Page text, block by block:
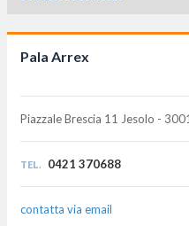
Pala Arrex
Piazzale Brescia 11 Jesolo -
TEL. 0421 370688
contatta via email